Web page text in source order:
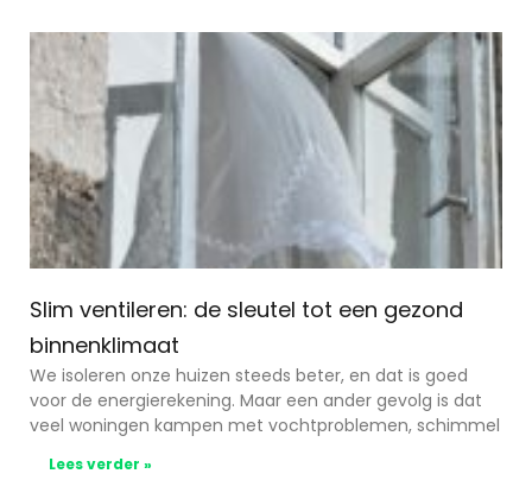
Slim ventileren: de sleutel tot een gezond
binnenklimaat
We isoleren onze huizen steeds beter, en dat is goed
voor de energierekening. Maar een ander gevolg is dat
veel woningen kampen met vochtproblemen, schimmel
Lees verder »